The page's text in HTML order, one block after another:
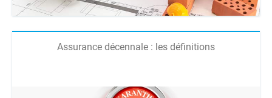
Assurance décennale : les définitions